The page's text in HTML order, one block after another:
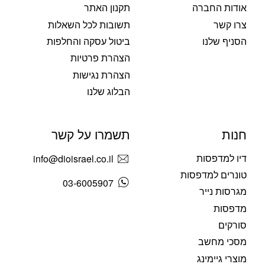
אודות החברה
צרו קשר
הסניף שלנו
תקנון האתר
תשובות לכל השאלות
ביטול עסקה והחלפות
הצהרת פרטיות
הצהרת נגישות
הבלוג שלנו
חנות
דיו למדפסות
טונרים למדפסות
מגרסות נייר
מדפסות
סורקים
מסכי מחשב
מוצרי גיימינג
תשמרו על קשר
info@dioisrael.co.il
03-6005907